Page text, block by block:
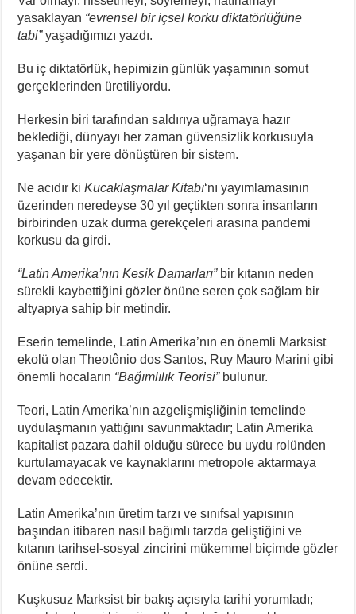
yasaklayan “evrensel bir içsel korku diktatörlüğüne
tabi”yaşadığımızı yazdı.
Bu iç diktatörlük, hepimizin günlük yaşamının somut
gerçeklerinden üretiliyordu.
Herkesin biri tarafından saldırıya uğramaya hazır
beklediği, dünyayı her zaman güvensizlik korkusuyla
yaşanan bir yere dönüştüren bir sistem.
Ne acıdır kiKucaklaşmalar Kitabı‘nı yayımlamasının
üzerinden neredeyse 30 yıl geçtikten sonra insanların
birbirinden uzak durma gerekçeleri arasına pandemi
korkusu da girdi.
“Latin Amerika’nın Kesik Damarları” bir kıtanın neden
sürekli kaybettiğini gözler önüne seren çok sağlam bir
altyapıya sahip bir metindir.
Eserin temelinde, Latin Amerika’nın en önemli Marksist
ekolü olan Theotônio dos Santos, Ruy Mauro Marini gibi
önemli hocaların “Bağımlılık Teorisi”bulunur.
Teori, Latin Amerika’nın azgelişmişliğinin temelinde
uydulaşmanın yattığını savunmaktadır; Latin Amerika
kapitalist pazara dahil olduğu sürece bu uydu rolünden
kurtulamayacak ve kaynaklarını metropole aktarmaya
devam edecektir.
Latin Amerika’nın üretim tarzı ve sınıfsal yapısının
başından itibaren nasıl bağımlı tarzda geliştiğini ve
kıtanın tarihsel-sosyal zincirini mükemmel biçimde gözler
önüne serdi.
Kuşkusuz Marksist bir bakış açısıyla tarihi yorumladı;